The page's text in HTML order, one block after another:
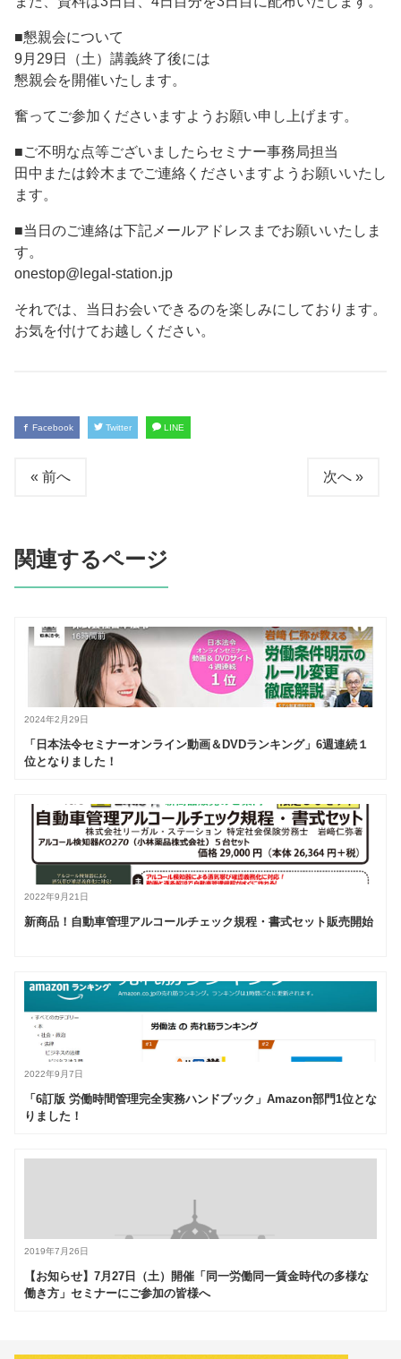
■懇親会について
9月29日（土）講義終了後には
懇親会を開催いたします。
奮ってご参加くださいますようお願い申し上げます。
■ご不明な点等ございましたらセミナー事務局担当
田中または鈴木までご連絡くださいますようお願いいたし
ます。
■当日のご連絡は下記メールアドレスまでお願いいたしま
す。
onestop@legal-station.jp
それでは、当日お会いできるのを楽しみにしております。
お気を付けてお越しください。
Facebook Twitter LINE
« 前へ 次へ »
関連するページ
2024年2月29日
「日本法令セミナーオンライン動画＆DVDランキング」6週連続１
位となりました！
2022年9月21日
新商品！自動車管理アルコールチェック規程・書式セット販売開始
2022年9月7日
「6訂版 労働時間管理完全実務ハンドブック」Amazon部門1位とな
りました！
2019年7月26日
【お知らせ】7月27日（土）開催「同一労働同一賃金時代の多様な
働き方」セミナーにご参加の皆様へ